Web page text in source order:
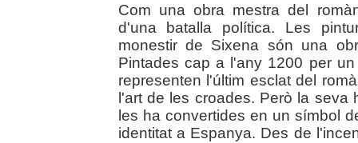
Com una obra mestra del
d'una batalla política. Les
monestir de Sixena són una
Pintades cap a l'any 1200 per
representen l'últim esclat del
l'art de les croades. Però la seva
les ha convertides en un símbol
identitat a Espanya. Des de